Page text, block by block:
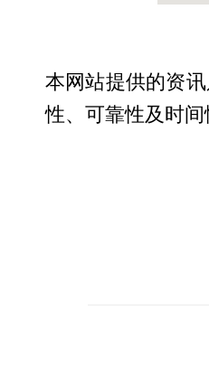
本网站提供的资
性、可靠性及时